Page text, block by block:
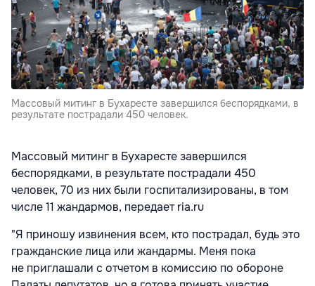
Массовый митинг в Бухаресте завершился беспорядками, в
результате пострадали 450 человек.
Массовый митинг в Бухаресте завершился
беспорядками, в результате пострадали 450
человек, 70 из них были госпитализированы, в том
числе 11 жандармов, передает ria.ru
"Я приношу извинения всем, кто пострадал, будь это
гражданские лица или жандармы. Меня пока
не приглашали с отчетом в комиссию по обороне